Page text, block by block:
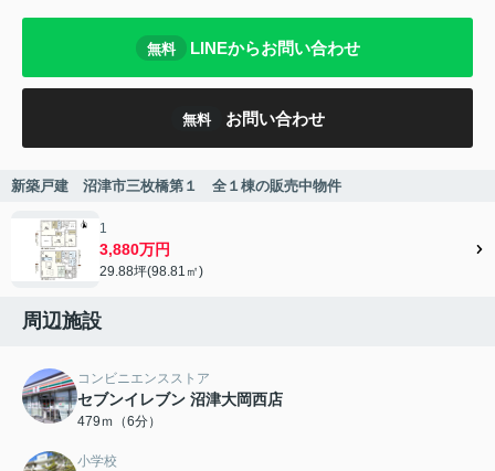
無料 LINEからお問い合わせ
無料 お問い合わせ
新築戸建 沼津市三枚橋第１ 全１棟の販売中物件
1
3,880万円
29.88坪(98.81㎡)
周辺施設
コンビニエンスストア
セブンイレブン 沼津大岡西店
479ｍ（6分）
小学校